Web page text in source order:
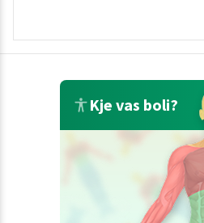
Kje vas boli?